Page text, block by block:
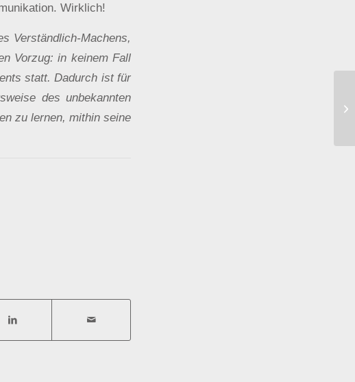
Wirklich!
Verständlich-Machens,
Vorzug: in keinem Fall
statt. Dadurch ist für
des unbekannten
zu lernen, mithin seine